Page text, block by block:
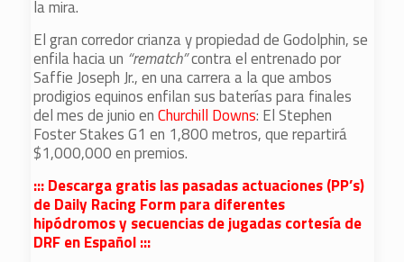
la mira.
El gran corredor crianza y propiedad de Godolphin, se
enfila hacia un “rematch”contra el entrenado por
Saffie Joseph Jr., en una carrera a la que ambos
prodigios equinos enfilan sus baterías para finales
del mes de junio enChurchill Downs: El Stephen
Foster Stakes G1 en 1,800 metros, que repartirá
$1,000,000 en premios.
::: Descarga gratis las pasadas actuaciones (PP’s)
de Daily Racing Form para diferentes
hipódromos y secuencias de jugadas cortesía de
DRF en Español :::